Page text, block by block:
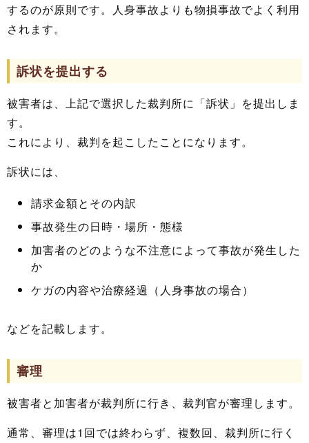
するのが原則です。人身事故よりも物損事故でよく利用
されます。
訴状を提出する
被害者は、上記で選択した裁判所に「訴状」を提出しま
す。
これにより、裁判を起こしたことになります。
訴状には、
請求金額とその内訳
事故発生の日時・場所・態様
加害者のどのような不注意によって事故が発生した
か
ケガの内容や治療経過（人身事故の場合）
などを記載します。
審理
被害者と加害者が裁判所に行き、裁判官が審理します。
通常、審理は1回では終わらず、複数回、裁判所に行く